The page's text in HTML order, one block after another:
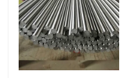
Videos
Über uns